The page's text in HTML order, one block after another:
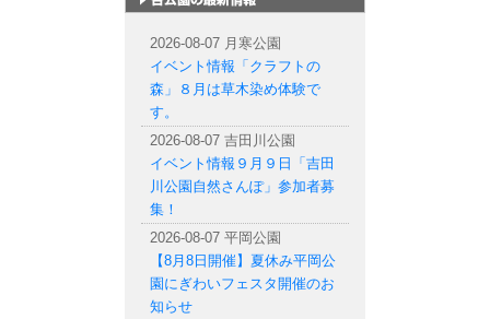
2026-08-07 月寒公園
イベント情報「クラフトの
森」８月は草木染め体験で
す。
2026-08-07 吉田川公園
イベント情報９月９日「吉田
川公園自然さんぽ」参加者募
集！
2026-08-07 平岡公園
【8月8日開催】夏休み平岡公
園にぎわいフェスタ開催のお
知らせ